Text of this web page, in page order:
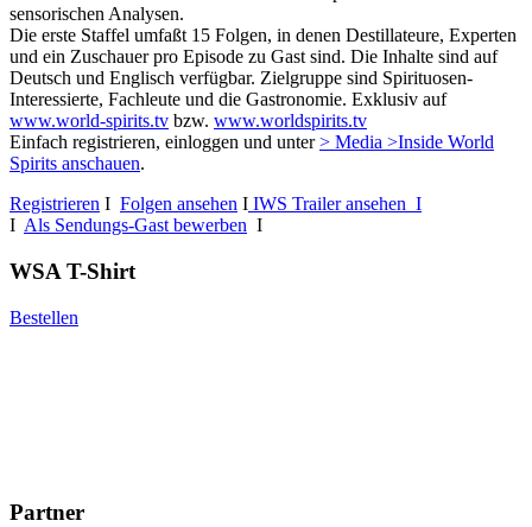
sensorischen Analysen.
Die erste Staffel umfaßt 15 Folgen, in denen Destillateure, Experten
und ein Zuschauer pro Episode zu Gast sind. Die Inhalte sind auf
Deutsch und Englisch verfügbar. Zielgruppe sind Spirituosen-
Interessierte, Fachleute und die Gastronomie. Exklusiv auf
www.world-spirits.tv bzw. www.worldspirits.tv
Einfach registrieren, einloggen und unter> Media >Inside World
Spirits anschauen.
Registrieren I Folgen ansehen I IWS Trailer ansehen I
I Als Sendungs-Gast bewerben I
WSA T-Shirt
Bestellen
Partner